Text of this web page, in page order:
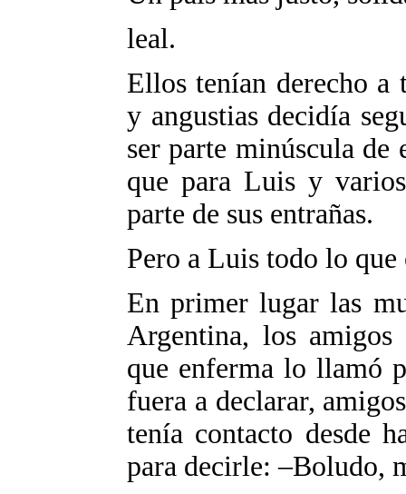
leal.
Ellos tenían derecho a
y angustias decidía
ser parte minúscula de
que para Luis y
parte de sus entrañas.
Pero a Luis todo lo
En primer lugar las
Argentina, los
que enferma lo llamó
fuera a declarar,
tenía contacto desde
para decirle: –Boludo,